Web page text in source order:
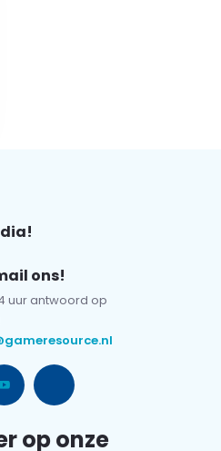
ons!
uur antwoord op
op onze